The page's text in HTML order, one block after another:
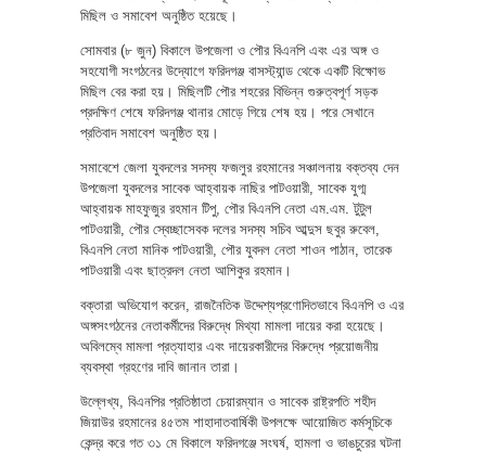
মিছিল ও সমাবেশ অনুষ্ঠিত হয়েছে।
সোমবার (৮ জুন) বিকালে উপজেলা ও পৌর বিএনপি এবং এর অঙ্গ ও
সহযোগী সংগঠনের উদ্যোগে ফরিদগঞ্জ বাসস্ট্যান্ড থেকে একটি বিক্ষোভ
মিছিল বের করা হয়। মিছিলটি পৌর শহরের বিভিন্ন গুরুত্বপূর্ণ সড়ক
প্রদক্ষিণ শেষে ফরিদগঞ্জ থানার মোড়ে গিয়ে শেষ হয়। পরে সেখানে
প্রতিবাদ সমাবেশ অনুষ্ঠিত হয়।
সমাবেশে জেলা যুবদলের সদস্য ফজলুর রহমানের সঞ্চালনায় বক্তব্য দেন
উপজেলা যুবদলের সাবেক আহ্বায়ক নাছির পাটওয়ারী, সাবেক যুগ্ম
আহ্বায়ক মাহফুজুর রহমান টিপু, পৌর বিএনপি নেতা এম.এম. টুটুল
পাটওয়ারী, পৌর স্বেচ্ছাসেবক দলের সদস্য সচিব আব্দুস ছবুর রুবেল,
বিএনপি নেতা মানিক পাটওয়ারী, পৌর যুবদল নেতা শাওন পাঠান, তারেক
পাটওয়ারী এবং ছাত্রদল নেতা আশিকুর রহমান।
বক্তারা অভিযোগ করেন, রাজনৈতিক উদ্দেশ্যপ্রণোদিতভাবে বিএনপি ও এর
অঙ্গসংগঠনের নেতাকর্মীদের বিরুদ্ধে মিথ্যা মামলা দায়ের করা হয়েছে।
অবিলম্বে মামলা প্রত্যাহার এবং দায়েরকারীদের বিরুদ্ধে প্রয়োজনীয়
ব্যবস্থা গ্রহণের দাবি জানান তারা।
উল্লেখ্য, বিএনপির প্রতিষ্ঠাতা চেয়ারম্যান ও সাবেক রাষ্ট্রপতি শহীদ
জিয়াউর রহমানের ৪৫তম শাহাদাতবার্ষিকী উপলক্ষে আয়োজিত কর্মসূচিকে
কেন্দ্র করে গত ৩১ মে বিকালে ফরিদগঞ্জে সংঘর্ষ, হামলা ও ভাঙচুরের ঘটনা